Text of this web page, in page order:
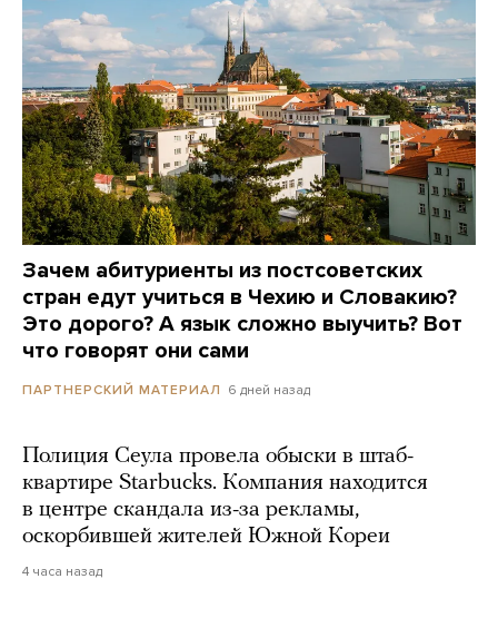
Зачем абитуриенты из постсоветских
стран едут учиться в Чехию и Словакию?
Это дорого? А язык сложно выучить? Вот
что говорят они сами
ПАРТНЕРСКИЙ МАТЕРИАЛ 6 дней назад
Полиция Сеула провела обыски в штаб-
квартире Starbucks. Компания находится
в центре скандала из-за рекламы,
оскорбившей жителей Южной Кореи
4 часа назад